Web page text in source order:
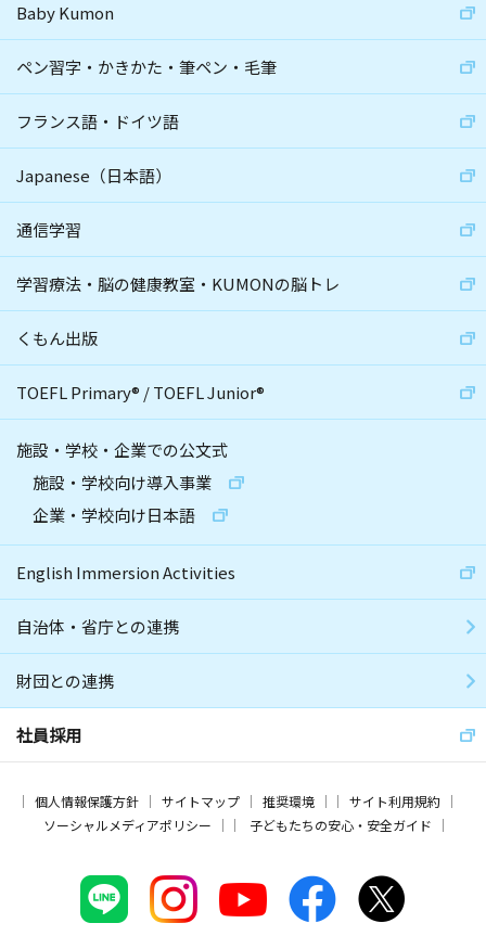
Baby Kumon
ペン習字・かきかた・筆ペン・毛筆
フランス語・ドイツ語
Japanese（日本語）
通信学習
学習療法・脳の健康教室・KUMONの脳トレ
くもん出版
TOEFL Primary® /TOEFL Junior®
施設・学校・企業での公文式
施設・学校向け導入事業
企業・学校向け日本語
English Immersion Activities
自治体・省庁との連携
財団との連携
社員採用
個人情報保護方針 サイトマップ 推奨環境
サイト利用規約
ソーシャルメディアポリシー
子どもたちの安心・安全ガイド